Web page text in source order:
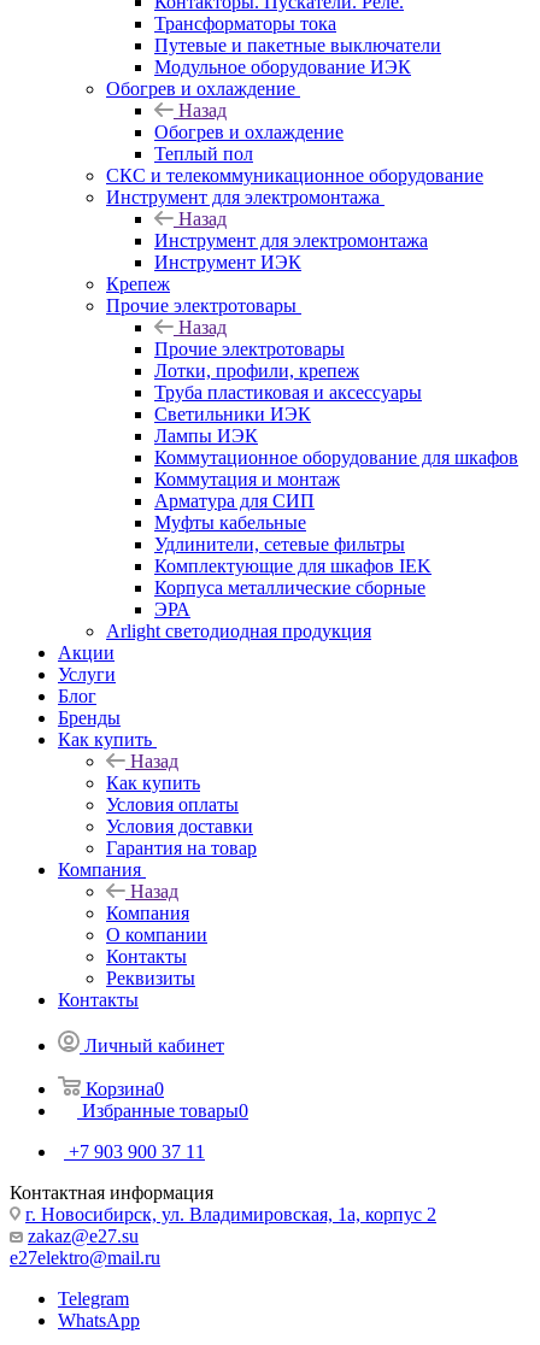
Трансформаторы тока
Путевые и пакетные выключатели
Модульное оборудование ИЭК
Обогрев и охлаждение
Назад
Обогрев и охлаждение
Теплый пол
СКС и телекоммуникационное оборудование
Инструмент для электромонтажа
Назад
Инструмент для электромонтажа
Инструмент ИЭК
Крепеж
Прочие электротовары
Назад
Прочие электротовары
Лотки, профили, крепеж
Труба пластиковая и аксессуары
Светильники ИЭК
Лампы ИЭК
Коммутационное оборудование для шкафов
Коммутация и монтаж
Арматура для СИП
Муфты кабельные
Удлинители, сетевые фильтры
Комплектующие для шкафов IEK
Корпуса металлические сборные
ЭРА
Arlight светодиодная продукция
Акции
Услуги
Блог
Бренды
Как купить
Назад
Как купить
Условия оплаты
Условия доставки
Гарантия на товар
Компания
Назад
Компания
О компании
Контакты
Реквизиты
Контакты
Личный кабинет
Корзина0
Избранные товары0
+7 903 900 37 11
Контактная информация
г. Новосибирск, ул. Владимировская, 1а, корпус 2
zakaz@e27.su
e27elektro@mail.ru
Telegram
WhatsApp